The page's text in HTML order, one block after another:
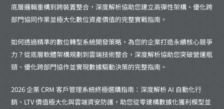
底層邏輯重構到跨裝置整合，深度解析協助您建立高彈性架構、優化跨
部門協同作業並極大化數位資產價值的完整實戰指南。
如何透過精準的數位轉型系統開發策略，為您的企業打造永續核心競爭
力？從底層軟體架構規劃到雲端技術整合，深度解析協助您突破營運瓶
頸、優化跨部門協作並實現數據驅動決策的完整指南。
2026 企業 CRM 客戶管理系統終極選購指南：深度解析 AI 自動化行
銷、LTV 價值極大化與雲端資安防護，助您從零建構數據化獲利模型並